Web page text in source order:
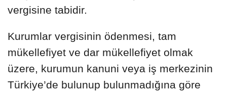
vergisine tabidir.
Kurumlar vergisinin ödenmesi, tam
mükellefiyet ve dar mükellefiyet olmak
üzere, kurumun kanuni veya iş merkezinin
Türkiye’de bulunup bulunmadığına göre